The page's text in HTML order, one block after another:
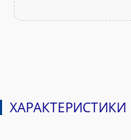
ХАРАКТЕРИСТИКИ